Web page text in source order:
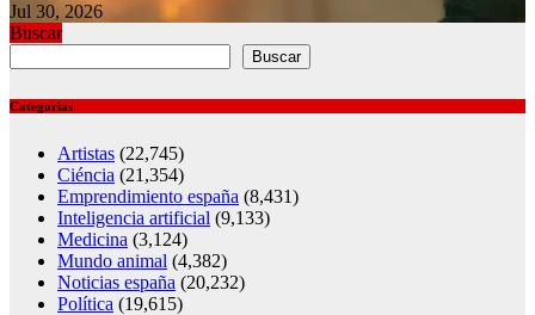
Jul 30, 2026
Buscar
Buscar
Categorías
Artistas (22,745)
Ciéncia (21,354)
Emprendimiento españa (8,431)
Inteligencia artificial (9,133)
Medicina (3,124)
Mundo animal (4,382)
Noticias españa (20,232)
Política (19,615)